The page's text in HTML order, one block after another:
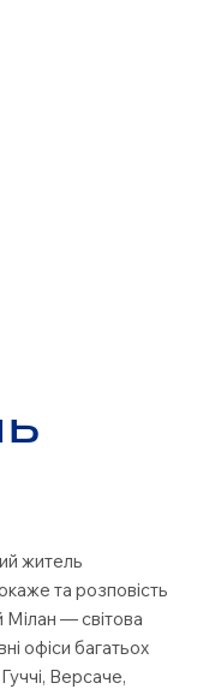
житель
та розповість
— світова
офіси багатьох
Версаче,